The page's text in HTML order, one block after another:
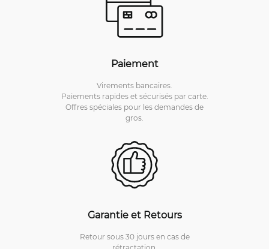
Paiement
Virements bancaires.
Paiements rapides et sécurisés par carte.
Offres spéciales pour les demandes de
gros.
Garantie et Retours
Retour sous 30 jours en cas de